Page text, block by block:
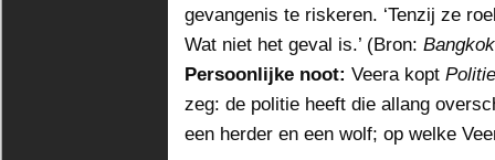
gevangenis te riskeren. ‘Tenzij ze
Wat niet het geval is.’ (Bron:
Persoonlijke noot: Veera kopt
zeg: de politie heeft die allang
een herder en een wolf; op welke